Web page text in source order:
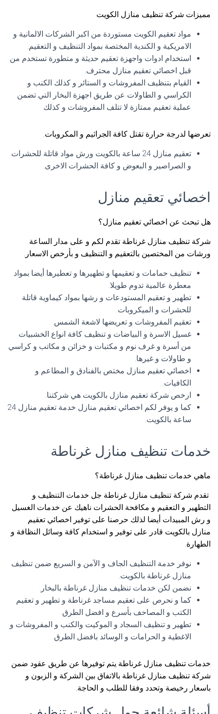
مميزات شركة تنظيف منازل الكويت
مواد تعقيم الكويت مستوردة من اكبر الشركات الالمانية و
الامريكية و الكندية المختصة بمواد التنظيف و التعقيم.
استخدام ادوات واجهزة تعقيم حديثة و متطورة تستخدم من
قبل اخصائي تعقيم منازل محترف.
القيام بتنظيف المفروشات و الستائر و كذلك الكنب و
الكراسي و الطاولات عن طريق اجهزة البخار التي تضمن
عملية تعقيم ممتازة لا تتلف المفروشات و كذلك
تعرضها لدرجة حرارة تقتل كافة الجراثيم و المكروبات.
تعقيم منازل 24 ساعة بالكويت ورش مواد قاتلة للحشرات
و الصراصير و البعوض و كافة الحشرات الاخرى.
اخصائي تعقيم منازل
هل تبحث عن اخصائي تعقيم منازل؟
شركة تنظيف منازل غرناطة تقدم لكم و على مدار الساعة
ورشات من المختصين بالتعقيم و التنظيف و بأرخص الاسعار.
تنظيف حمامات و تعقيمها و تطهيرها و تعطيرها أيضا بمواد
معطرة عالمية تدوم طويلا.
تطهير و تعقيم المستودعات و رشها بمواد كيماوية قاتلة
للحشرات و الميكروبات.
تعقيم المفروشات و تعريضها لاشعة الشمس.
غسيل الاسرة و البياضات و تنظيف كافة انواع الخشبيات
من أسرة و غرف نوم و مكتبات و خزائن و مكاتب و كراسي
و طاولات و غيرها.
اخصائي تعقيم منازل مختص بالفنادق و المطاعم و
الكافيات.
ارخص شركة تعقيم منازل بالكويت هي شركتنا.
كما و يوفر لكم اخصائي تعقيم منازل خدمة تعقيم منازل 24
ساعة بالكويت.
خدمات تنظيف منازل غرناطة
ماهي خدمات تنظيف منازل غرناطة؟
تقدم شركة تنظيف منازل غرناطة جل خدمات التنظيف و
التطهير و التعقيم و مكافحة الحشرات ناهيك عن خدمات الغسيل
و رش المبيدات أيضا لذلك حرصنا على توفير اخصائي تعقيم
منازل بالكويت قادر على توفير و استخدام كافة وسائل النظافة و
الطهارة.
نوفر خدمة التنظيف الجاف و الآمن و السريع ضمن تنظيف
منازل غرناطة بالكويت.
نضمن لكن خدمات تنظيف منازل غرناطة بالبخار.
كما و نحرص على تعقيم مساجد غرناطة و تطهير و تعقيم
الكتب و المصاحف بأسرع و افضل الطرق.
تطهير و تنظيف السجاد و الموكيت والكنب و المفروشات و
الاغطية و الحرامات و الوسائد بافضل الطرق.
خدمات تنظيف منازل غرناطة يتم توفيرها عن طريق عقود ضمن
شركة تنظيف منازل غرناطة بالاتفاق بين الشركة و الزبون و
باسعار رخيصة وتحدد وفقا للطلب و الحاجة.